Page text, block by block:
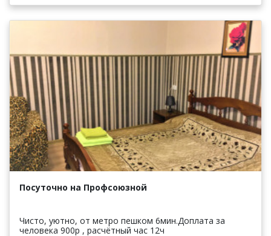
Посуточно на Профсоюзной
Чисто, уютно, от метро пешком 6мин.Доплата за
человека 900р , расчётный час 12ч